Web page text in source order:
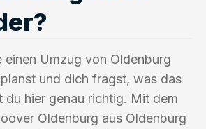
einen Umzug von Oldenburg
und dich fragst, was das
du hier genau richtig. Mit dem
Oldenburg aus Oldenburg